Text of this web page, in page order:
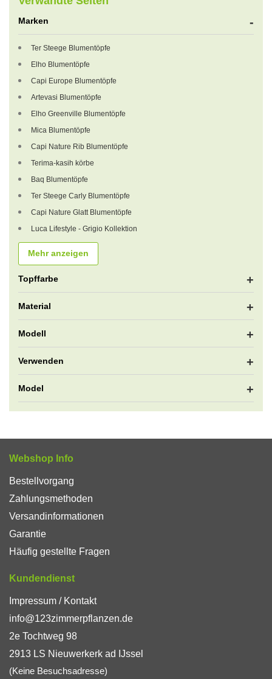
Marken
Ter Steege Blumentöpfe
Elho Blumentöpfe
Capi Europe Blumentöpfe
Artevasi Blumentöpfe
Elho Greenville Blumentöpfe
Mica Blumentöpfe
Capi Nature Rib Blumentöpfe
Terima-kasih körbe
Baq Blumentöpfe
Ter Steege Carly Blumentöpfe
Capi Nature Glatt Blumentöpfe
Luca Lifestyle - Grigio Kollektion
Mehr anzeigen
Topffarbe
Material
Modell
Verwenden
Model
Webshop Info
Bestellvorgang
Zahlungsmethoden
Versandinformationen
Garantie
Häufig gestellte Fragen
Kundendienst
Impressum / Kontakt
info@123zimmerpflanzen.de
2e Tochtweg 98
2913 LS Nieuwerkerk ad IJssel
(Keine Besuchsadresse)